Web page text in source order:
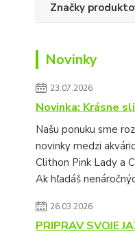
Značky
Novinky
23.07.2026
Novinka: Krásne
Našu ponuku sme
novinky medzi
Clithon Pink Lady a
Ak hľadáš
26.03.2026
PRIPRAV SVOJE